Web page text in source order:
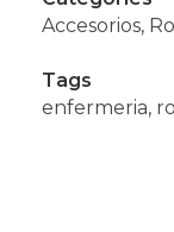
Accesorios,
Tags
enfermeria,